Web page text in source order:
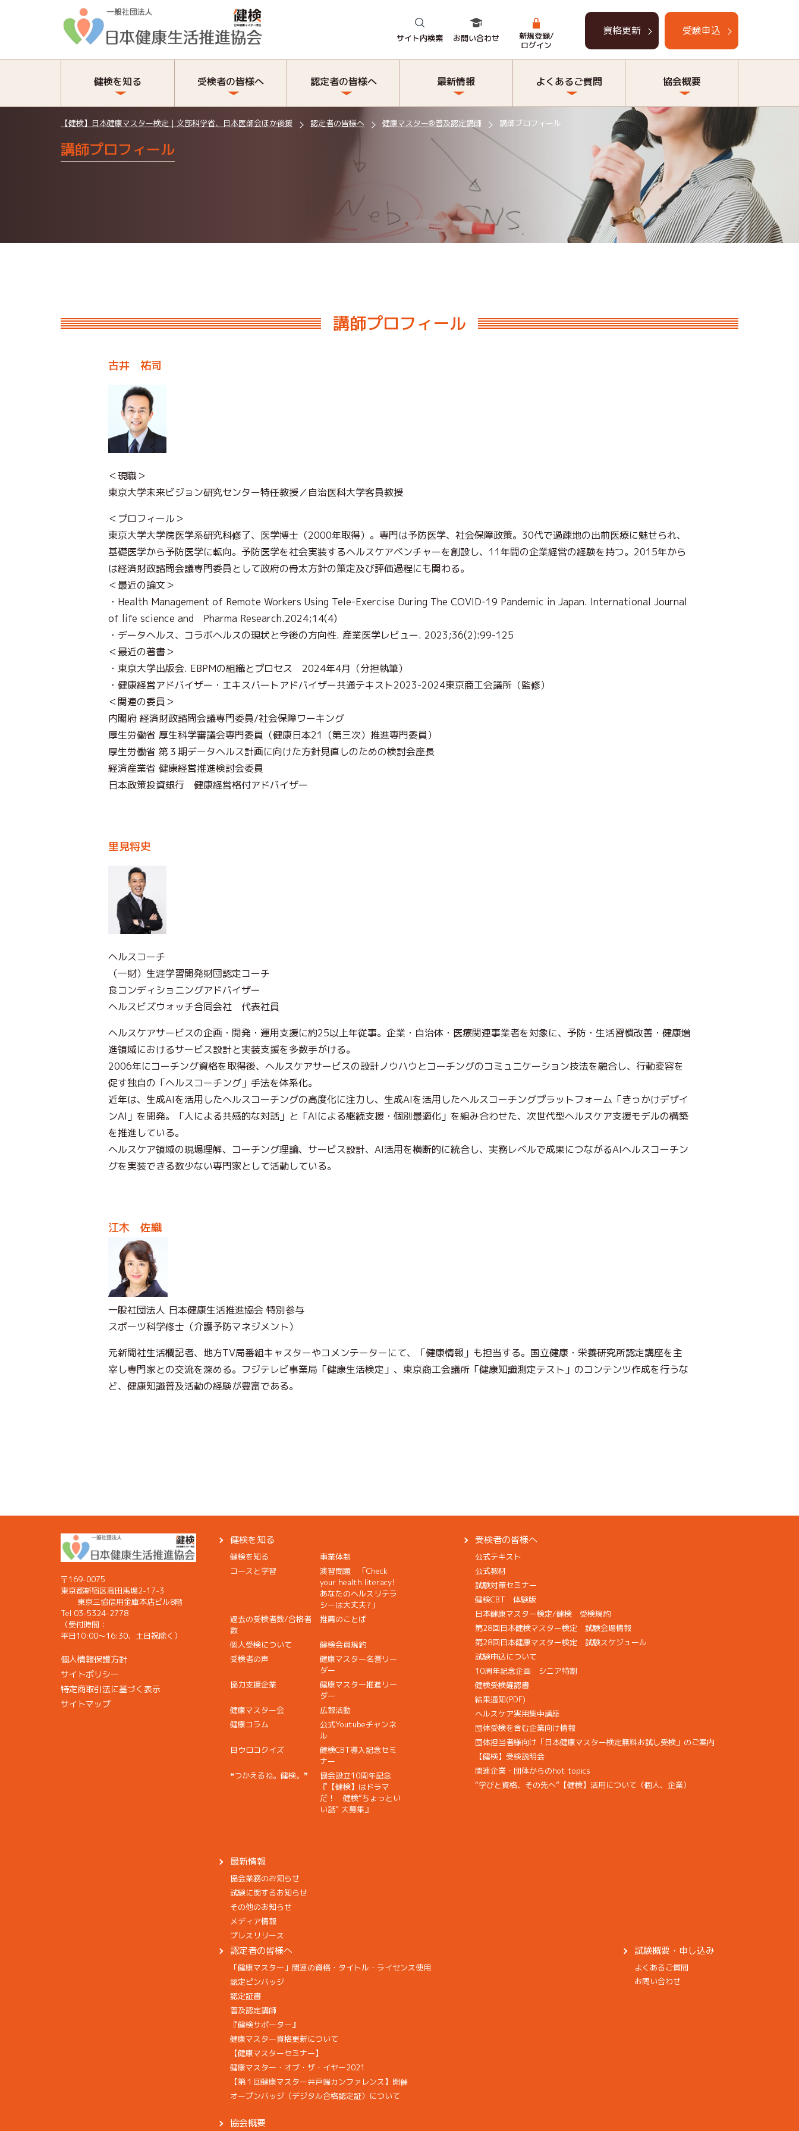
サイト内検索 お問い合わせ
新規登録/
ログイン
資格更新 受験申込
健検を知る 受検者の皆様へ 認定者の皆様へ 最新情報 よくあるご質問 協会概要
【健検】日本健康マスター検定｜文部科学省、日本医師会ほか後援 認定者の皆様へ 健康マスター®普及認定講師 講師プロフィール
講師プロフィール
講師プロフィール
古井 祐司
＜現職＞
東京大学未来ビジョン研究センター特任教授／自治医科大学客員教授
＜プロフィール＞
東京大学大学院医学系研究科修了、医学博士（2000年取得）。専門は予防医学、社会保障政策。30代で過疎地の出前医療に魅せられ、
基礎医学から予防医学に転向。予防医学を社会実装するヘルスケアベンチャーを創設し、11年間の企業経営の経験を持つ。2015年から
は経済財政諮問会議専門委員として政府の骨太方針の策定及び評価過程にも関わる。
＜最近の論文＞
・Health Management of Remote Workers Using Tele-Exercise During The COVID-19 Pandemic in Japan. International Journal
of life science and Pharma Research.2024;14(4)
・データヘルス、コラボヘルスの現状と今後の方向性. 産業医学レビュー. 2023;36(2):99-125
＜最近の著書＞
・東京大学出版会. EBPMの組織とプロセス 2024年4月（分担執筆）
・健康経営アドバイザー・エキスパートアドバイザー共通テキスト2023-2024東京商工会議所（監修）
＜関連の委員＞
内閣府 経済財政諮問会議専門委員/社会保障ワーキング
厚生労働省 厚生科学審議会専門委員（健康日本21（第三次）推進専門委員）
厚生労働省 第３期データヘルス計画に向けた方針見直しのための検討会座長
経済産業省 健康経営推進検討会委員
日本政策投資銀行 健康経営格付アドバイザー
里見将史
ヘルスコーチ
（一財）生涯学習開発財団認定コーチ
食コンディショニングアドバイザー
ヘルスビズウォッチ合同会社 代表社員
ヘルスケアサービスの企画・開発・運用支援に約25以上年従事。企業・自治体・医療関連事業者を対象に、予防・生活習慣改善・健康増
進領域におけるサービス設計と実装支援を多数手がける。
2006年にコーチング資格を取得後、ヘルスケアサービスの設計ノウハウとコーチングのコミュニケーション技法を融合し、行動変容を
促す独自の「ヘルスコーチング」手法を体系化。
近年は、生成AIを活用したヘルスコーチングの高度化に注力し、生成AIを活用したヘルスコーチングプラットフォーム「きっかけデザイ
ンAI」を開発。「人による共感的な対話」と「AIによる継続支援・個別最適化」を組み合わせた、次世代型ヘルスケア支援モデルの構築
を推進している。
ヘルスケア領域の現場理解、コーチング理論、サービス設計、AI活用を横断的に統合し、実務レベルで成果につながるAIヘルスコーチン
グを実装できる数少ない専門家として活動している。
江木 佐織
一般社団法人 日本健康生活推進協会 特別参与
スポーツ科学修士（介護予防マネジメント）
元新聞社生活欄記者、地方TV局番組キャスターやコメンテーターにて、「健康情報」も担当する。国立健康・栄養研究所認定講座を主
宰し専門家との交流を深める。フジテレビ事業局「健康生活検定」、東京商工会議所「健康知識測定テスト」のコンテンツ作成を行うな
ど、健康知識普及活動の経験が豊富である。
〒169-0075
東京都新宿区高田馬場2-17-3
東京三協信用金庫本店ビル8階
Tel 03-5324-2778
（受付時間：
平日10:00〜16:30、土日祝除く）
個人情報保護方針
サイトポリシー
特定商取引法に基づく表示
サイトマップ
健検を知る
健検を知る
事業体制
コースと学習
演習問題 「Check
your health literacy!
あなたのヘルスリテラ
シーは大丈夫?」
過去の受検者数/合格者
数
推薦のことば
個人受検について
健検会員規約
受検者の声
健康マスター名誉リー
ダー
協力支援企業
健康マスター推進リー
ダー
健康マスター会
広報活動
健康コラム
公式Youtubeチャンネ
ル
目ウロコクイズ
健検CBT導入記念セミ
ナー
❝つかえるね。健検。❞
協会設立10周年記念
『【健検】はドラマ
だ！ 健検“ちょっとい
い話” 大募集』
最新情報
協会業務のお知らせ
試験に関するお知らせ
その他のお知らせ
メディア情報
プレスリリース
受検者の皆様へ
公式テキスト
公式教材
試験対策セミナー
健検CBT 体験版
日本健康マスター検定/健検 受検規約
第28回日本健検マスター検定 試験会場情報
第28回日本健康マスター検定 試験スケジュール
試験申込について
10周年記念企画 シニア特割
健検受検確認書
結果通知(PDF)
ヘルスケア実用集中講座
団体受検を含む企業向け情報
団体担当者様向け「日本健康マスター検定無料お試し受検」のご案内
【健検】受検説明会
関連企業・団体からのhot topics
“学びと資格、その先へ”【健検】活用について（個人、企業）
認定者の皆様へ
「健康マスター」関連の資格・タイトル・ライセンス使用
認定ピンバッジ
認定証書
普及認定講師
『健検サポーター』
健康マスター資格更新について
【健康マスターセミナー】
健康マスター・オブ・ザ・イヤー2021
【第１回健康マスター井戸端カンファレンス】開催
オープンバッジ（デジタル合格認定証）について
協会概要
試験概要・申し込み
よくあるご質問
お問い合わせ